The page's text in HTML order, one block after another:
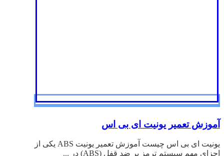
آموزش تعمیر یونیت ای بی اس
یونیت ای بی اس چیست آموزش تعمیر یونیت ABS یکی از
اجزای مهم سیستم ترمز بر ضد قفل (ABS) در ...